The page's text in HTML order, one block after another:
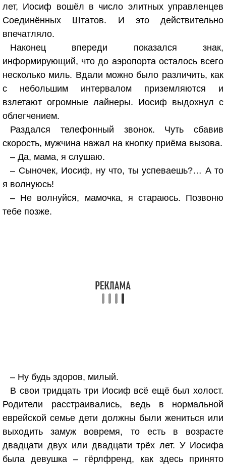
лет, Иосиф вошёл в число элитных управленцев
Соединённых Штатов. И это действительно
впечатляло.
Наконец впереди показался знак,
информирующий, что до аэропорта осталось всего
несколько миль. Вдали можно было различить, как
с небольшим интервалом приземляются и
взлетают огромные лайнеры. Иосиф выдохнул с
облегчением.
Раздался телефонный звонок. Чуть сбавив
скорость, мужчина нажал на кнопку приёма вызова.
– Да, мама, я слушаю.
– Сыночек, Иосиф, ну что, ты успеваешь?… А то
я волнуюсь!
– Не волнуйся, мамочка, я стараюсь. Позвоню
тебе позже.
– Ну будь здоров, милый.
В свои тридцать три Иосиф всё ещё был холост.
Родители расстраивались, ведь в нормальной
еврейской семье дети должны были жениться или
выходить замуж вовремя, то есть в возрасте
двадцати двух или двадцати трёх лет. У Иосифа
была девушка – гёрлфренд, как здесь принято